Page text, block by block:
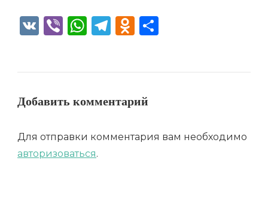
VK ViberWhatsApp
Telegram
Odnoklassniki
Добавить комментарий
Для отправки комментария вам необходимо
авторизоваться.